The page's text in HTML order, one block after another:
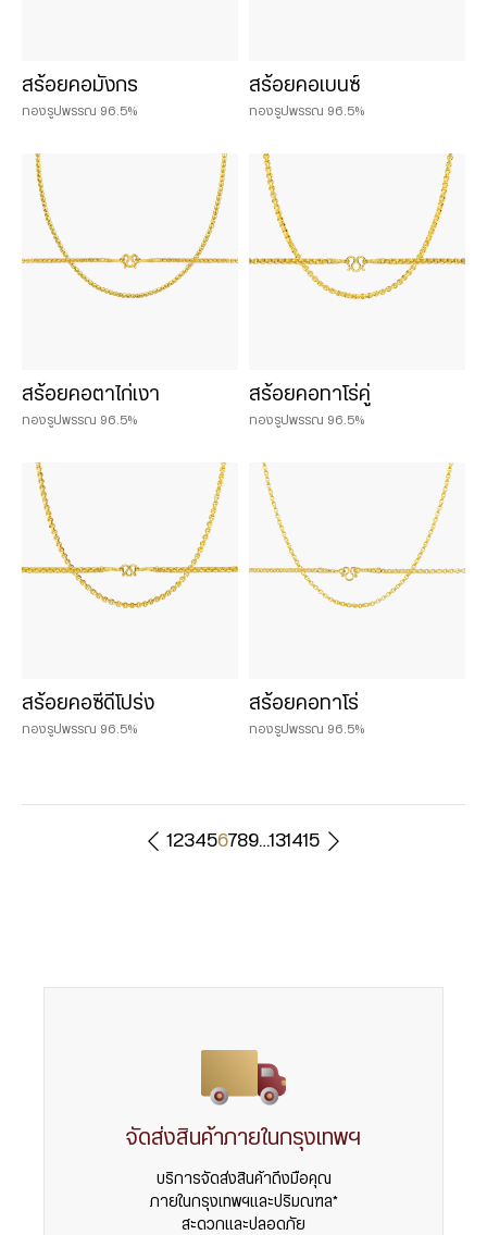
สร้อยคอมังกร
ทองรูปพรรณ 96.5%
สร้อยคอเบนซ์
ทองรูปพรรณ 96.5%
สร้อยคอตาไก่เงา
ทองรูปพรรณ 96.5%
สร้อยคอทาโร่คู่
ทองรูปพรรณ 96.5%
สร้อยคอซีดีโปร่ง
ทองรูปพรรณ 96.5%
สร้อยคอทาโร่
ทองรูปพรรณ 96.5%
1 23456789…131415
จัดส่งสินค้าภายในกรุงเทพฯ
บริการจัดส่งสินค้าถึงมือคุณ
ภายในกรุงเทพฯและปริมณฑล*
สะดวกและปลอดภัย